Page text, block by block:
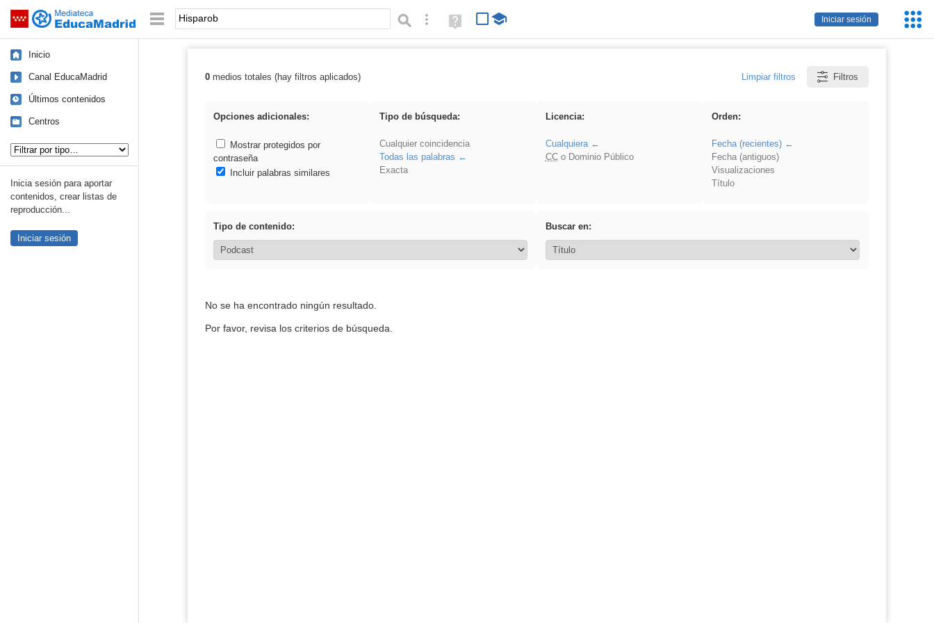
Saltar navegación
Iniciar sesión
Palabra o frase: Búsqueda avanzada
Ayuda
(en
Inicio
Canal EducaMadrid
Últimos contenidos
Centros
Inicia sesión para aportar
contenidos, crear listas de
reproducción...
Iniciar sesión
Resultados de: Hisparob
0medios totales (hay filtros aplicados) Limpiar filtros Filtros
Opciones adicionales:
Mostrar protegidos por
contraseña
Incluir palabras similares
Tipo de búsqueda:
Cualquier coincidencia
Todas las palabras
Exacta
Licencia:
Cualquiera
CCo Dominio Público
Orden:
Fecha (recientes)
Fecha (antiguos)
Visualizaciones
Título
Tipo de contenido: Buscar en:
No se ha encontrado ningún resultado.
Por favor, revisa los criterios de búsqueda.